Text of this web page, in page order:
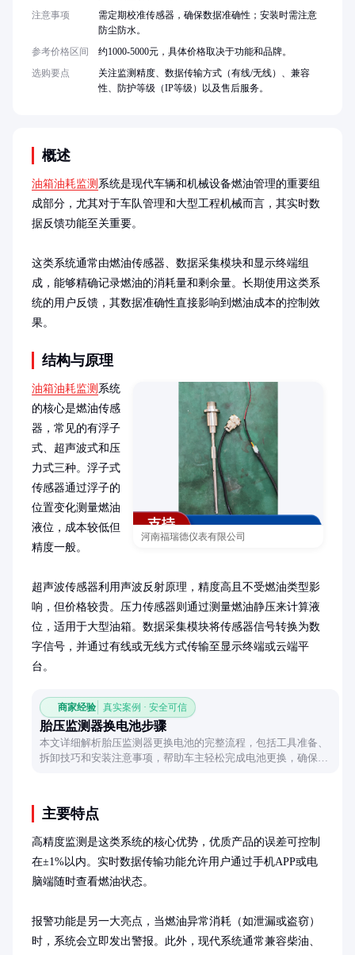
概述
油箱油耗监测 系统是现代车辆和机械设备燃油管理的重要组
成部分，尤其对于车队管理和大型工程机械而言，其实时数
据反馈功能至关重要。
这类系统通常由燃油传感器、数据采集模块和显示终端组
成，能够精确记录燃油的消耗量和剩余量。长期使用这类系
统的用户反馈，其数据准确性直接影响到燃油成本的控制效
果。
结构与原理
河南福瑞德仪表有限公司
油箱油耗监测 系统
的核心是燃油传感
器，常见的有浮子
式、超声波式和压
力式三种。浮子式
传感器通过浮子的
位置变化测量燃油
液位，成本较低但
精度一般。
超声波传感器利用声波反射原理，精度高且不受燃油类型影
响，但价格较贵。压力传感器则通过测量燃油静压来计算液
位，适用于大型油箱。数据采集模块将传感器信号转换为数
字信号，并通过有线或无线方式传输至显示终端或云端平
台。
商家经验 真实案例 · 安全可信
胎压监测器换电池步骤
本文详细解析胎压监测器更换电池的完整流程，包括工具准备、
拆卸技巧和安装注意事项，帮助车主轻松完成电池更换，确保胎
主要特点
高精度监测是这类系统的核心优势，优质产品的误差可控制
在±1%以内。实时数据传输功能允许用户通过手机APP或电
脑端随时查看燃油状态。
报警功能是另一大亮点，当燃油异常消耗（如泄漏或盗窃）
时，系统会立即发出警报。此外，现代系统通常兼容柴油、
注意事项
需定期校准传感器，确保数据准确性；安装时需注意
防尘防水。
参考价格区间
约1000-5000元，具体价格取决于功能和品牌。
选购要点
关注监测精度、数据传输方式（有线/无线）、兼容
性、防护等级（IP等级）以及售后服务。